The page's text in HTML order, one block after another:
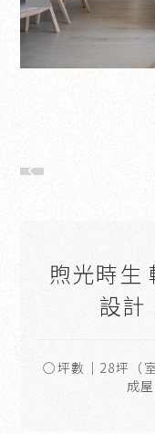
煦光時生
設計
○坪數｜28坪（
成